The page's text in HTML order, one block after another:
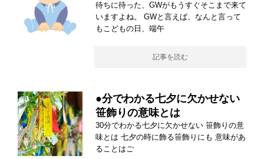
待ちに待った、GWがもうすぐそこまで来て
いますよね。 GWと言えば、なんと言って
もこどもの日、端午
記事を読む
●分でわかる七夕に欠かせない
笹飾りの意味とは
30分でわかる七夕に欠かせない 笹飾りの意
味とは 七夕の時に飾る笹飾りにも 意味があ
ることはご